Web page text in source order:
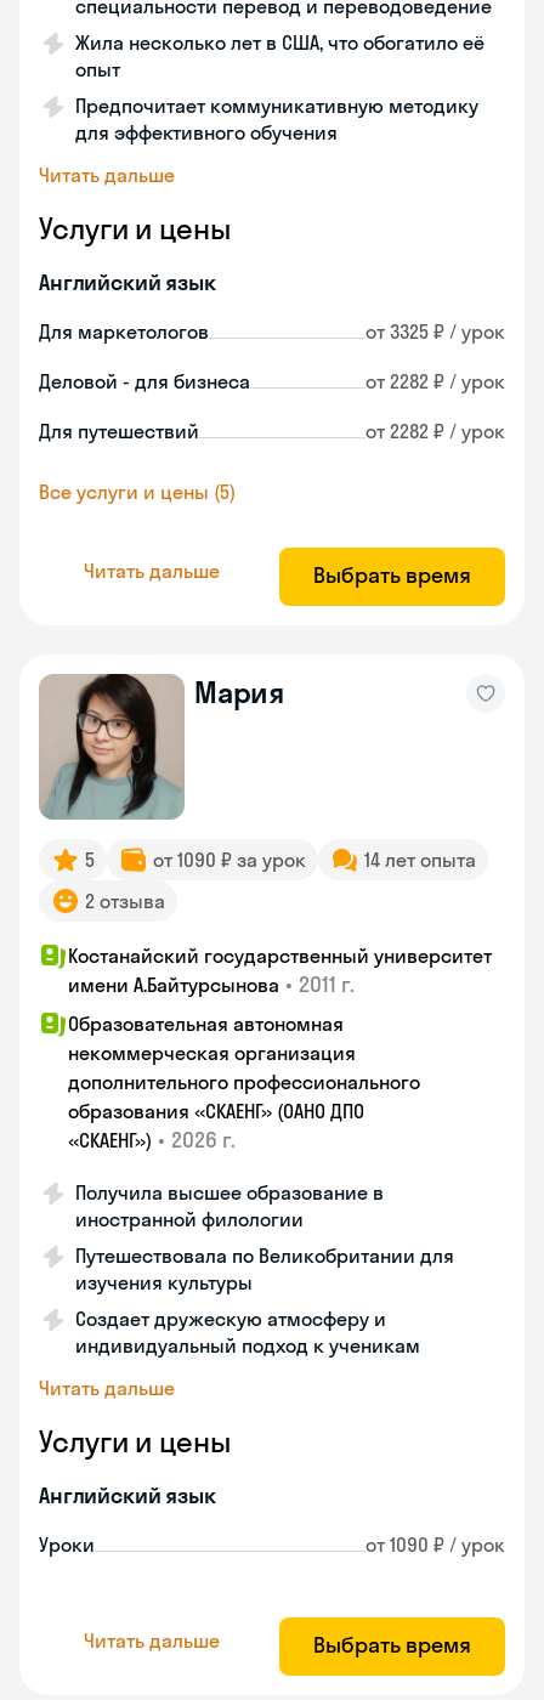
специальности перевод и переводоведение
Жила несколько лет в США, что обогатило её
опыт
Предпочитает коммуникативную методику
для эффективного обучения
Читать дальше
Услуги и цены
Английский язык
Для маркетологов от 3325 ₽ / урок
Деловой - для бизнеса от 2282 ₽ / урок
Для путешествий от 2282 ₽ / урок
Все услуги и цены (5)
Читать дальше Выбрать время
Мария
5 от 1090 ₽ за урок
14 лет опыта
2 отзыва
Костанайский государственный университет
имени А.Байтурсынова • 2011 г.
Образовательная автономная
некоммерческая организация
дополнительного профессионального
образования «СКАЕНГ» (ОАНО ДПО
«СКАЕНГ») • 2026 г.
Получила высшее образование в
иностранной филологии
Путешествовала по Великобритании для
изучения культуры
Создает дружескую атмосферу и
индивидуальный подход к ученикам
Читать дальше
Услуги и цены
Английский язык
Уроки от 1090 ₽ / урок
Читать дальше Выбрать время